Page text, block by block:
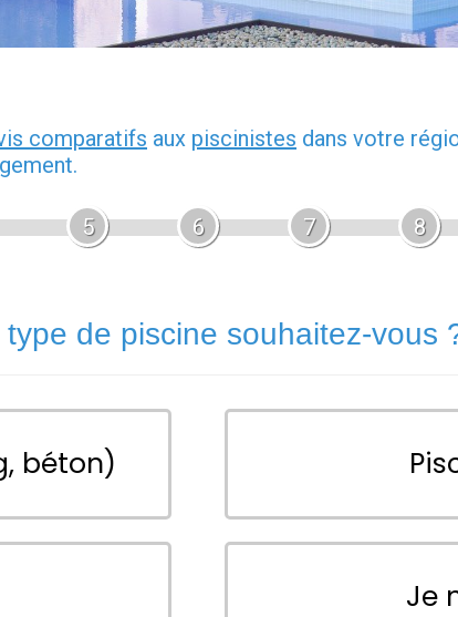
comparatifs aux piscinistes dans votre
5 6 7 8
type de piscine souhaitez-vous
béton)
Je